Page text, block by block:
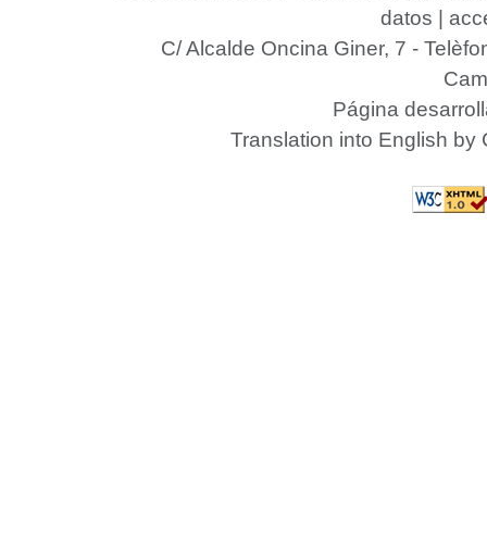
datos
C/ Alcalde Oncina Giner, 7 -
Página
Translation into English by